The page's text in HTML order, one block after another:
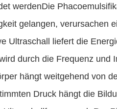
werdenDie
gelangen, verursachen
Ultraschall liefert die
durch die Frequenz und
hängt weitgehend von
Druck hängt die